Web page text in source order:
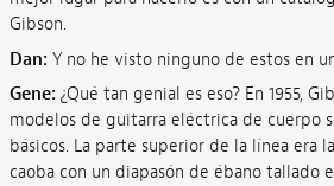
Gibson.
Dan: Y no he visto ninguno de estos en
Gene: ¿Qué tan genial es eso? En 1955,
modelos de guitarra eléctrica de cuerpo
básicos. La parte superior de la línea era
caoba con un diapasón de ébano tallado